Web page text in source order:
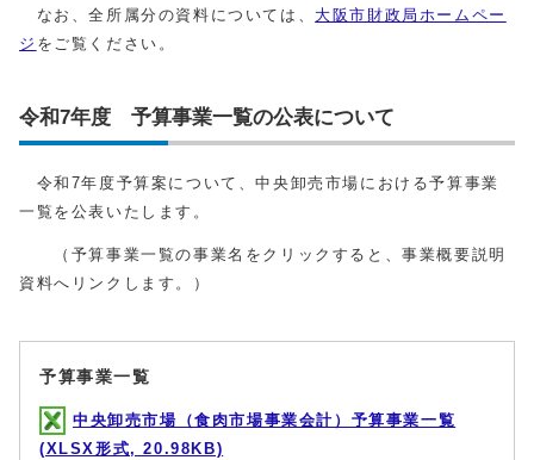
なお、全所属分の資料については、 大阪市財政局ホームペー
ジ をご覧ください。
令和7年度 予算事業一覧の公表について
令和7年度予算案について、中央卸売市場における予算事業
一覧を公表いたします。
（予算事業一覧の事業名をクリックすると、事業概要説明
資料へリンクします。）
予算事業一覧
中央卸売市場（食肉市場事業会計）予算事業一覧
(XLSX形式, 20.98KB)